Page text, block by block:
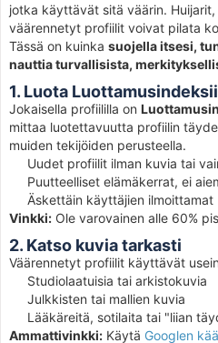
jotka käyttävät sitä väärin.
väärennetyt profiilit voivat pilata
Tässä on kuinka suojella itsesi,
nauttia turvallisista,
1. Luota
Jokaisella profiililla on
mittaa luotettavuutta profiilin
muiden tekijöiden perusteella.
Uudet profiilit ilman kuvia tai
Puutteelliset elämäkerrat, ei
Äskettäin käyttäjien ilmoittamat
Vinkki: Ole varovainen alle 60%
2. Katso kuvia tarkasti
Väärennetyt profiilit käyttävät
Studiolaatuisia tai arkistokuvia
Julkkisten tai mallien kuvia
Lääkäreitä, sotilaita tai "liian
Ammattivinkki: Käytä Googlen